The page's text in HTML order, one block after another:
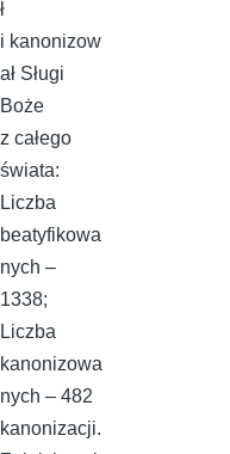
ł
i kanonizow
ał Sługi
Boże
z całego
świata:
Liczba
beatyfikowa
nych –
1338;
Liczba
kanonizowa
nych – 482
kanonizacji.